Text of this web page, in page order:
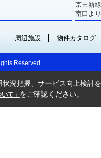
京王新
南口よ
周辺施設 物件カタログ
Reserved.
況把握、サービス向上検討
て」 をご確認ください。